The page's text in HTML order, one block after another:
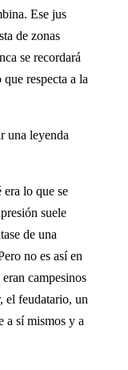
Ese jus
de zonas
se recordará
respecta a la
una leyenda
era lo que se
suele
de una
no es así en
campesinos
el feudatario, un
a sí mismos y a